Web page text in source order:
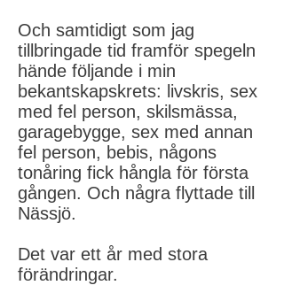
Och samtidigt som jag
tillbringade tid framför spegeln
hände följande i min
bekantskapskrets: livskris, sex
med fel person, skilsmässa,
garagebygge, sex med annan
fel person, bebis, någons
tonåring fick hångla för första
gången. Och några flyttade till
Nässjö.
Det var ett år med stora
förändringar.